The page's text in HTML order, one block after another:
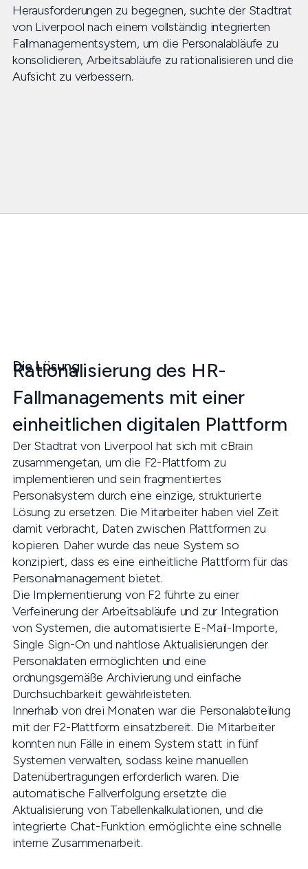
Herausforderungen zu begegnen, suchte der Stadtrat
von Liverpool nach einem vollständig integrierten
Fallmanagementsystem, um die Personalabläufe zu
konsolidieren, Arbeitsabläufe zu rationalisieren und die
Aufsicht zu verbessern.
Die Lösung
Rationalisierung des HR-
Fallmanagements mit einer
einheitlichen digitalen Plattform
Der Stadtrat von Liverpool hat sich mit cBrain
zusammengetan, um die F2-Plattform zu
implementieren und sein fragmentiertes
Personalsystem durch eine einzige, strukturierte
Lösung zu ersetzen. Die Mitarbeiter haben viel Zeit
damit verbracht, Daten zwischen Plattformen zu
kopieren. Daher wurde das neue System so
konzipiert, dass es eine einheitliche Plattform für das
Personalmanagement bietet.
Die Implementierung von F2 führte zu einer
Verfeinerung der Arbeitsabläufe und zur Integration
von Systemen, die automatisierte E-Mail-Importe,
Single Sign-On und nahtlose Aktualisierungen der
Personaldaten ermöglichten und eine
ordnungsgemäße Archivierung und einfache
Durchsuchbarkeit gewährleisteten.
Innerhalb von drei Monaten war die Personalabteilung
mit der F2-Plattform einsatzbereit. Die Mitarbeiter
konnten nun Fälle in einem System statt in fünf
Systemen verwalten, sodass keine manuellen
Datenübertragungen erforderlich waren. Die
automatische Fallverfolgung ersetzte die
Aktualisierung von Tabellenkalkulationen, und die
integrierte Chat-Funktion ermöglichte eine schnelle
interne Zusammenarbeit.